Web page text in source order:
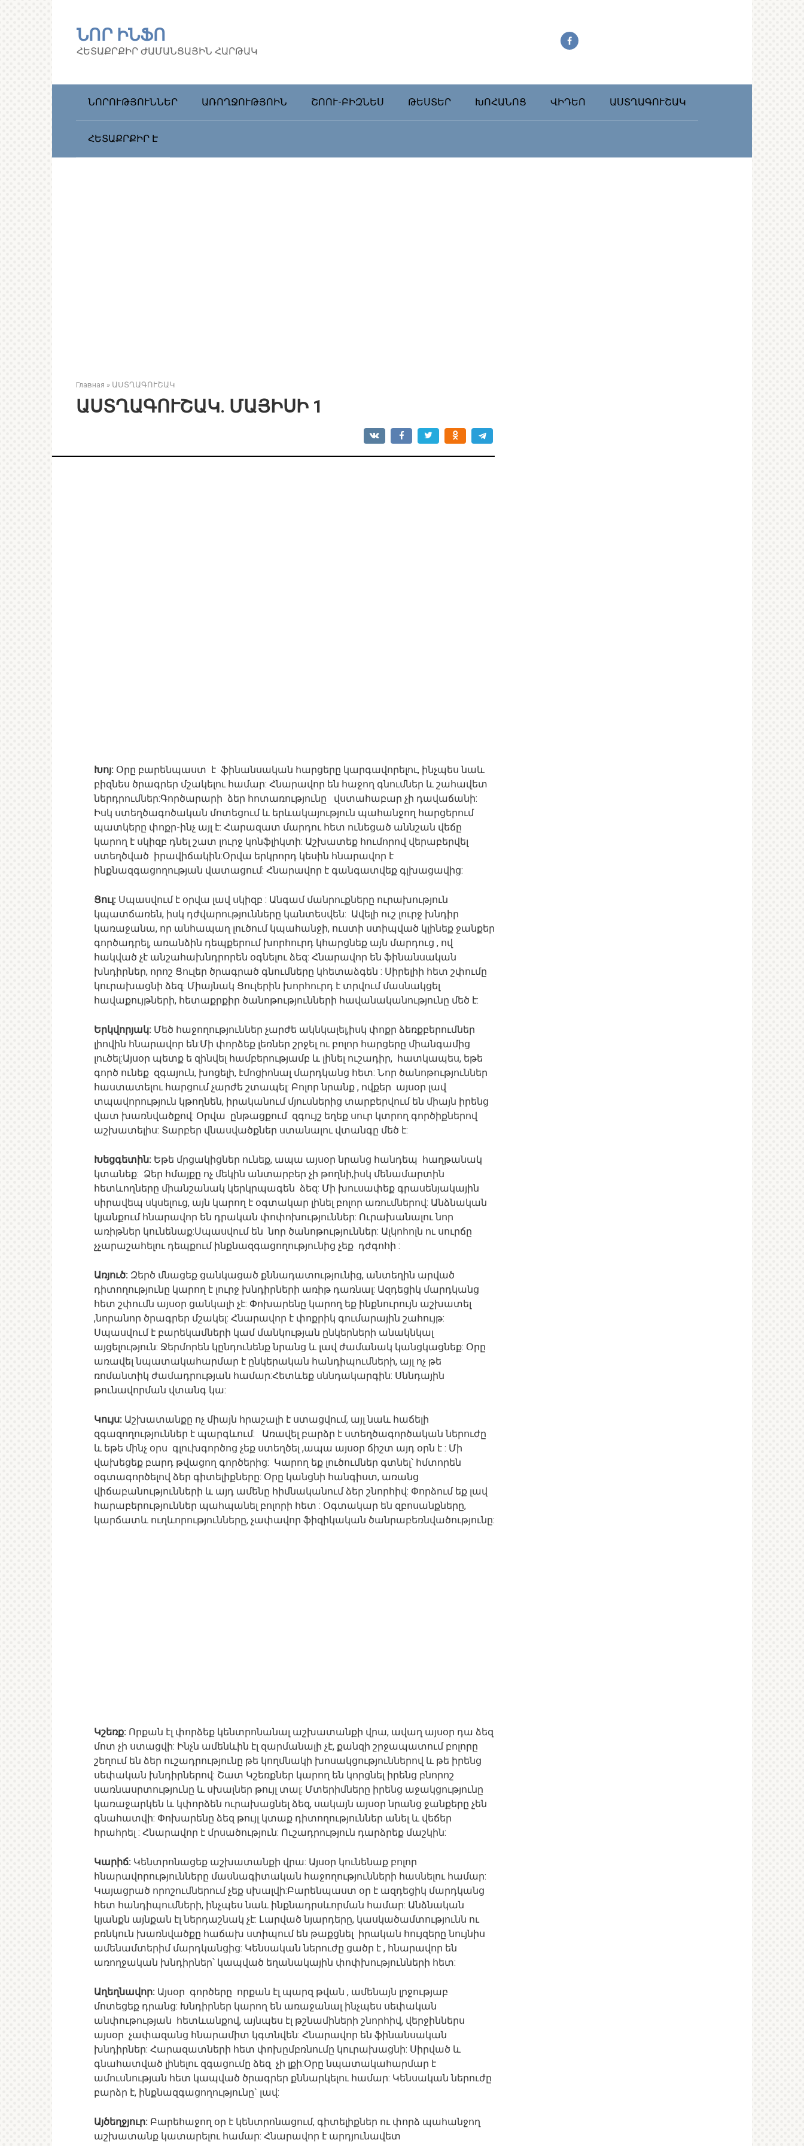
ՆՈՐ ԻՆՖՈ
ՀԵՏԱՔՐՔԻՐ ԺԱՄԱՆՑԱՅԻՆ ՀԱՐԹԱԿ
ՆՈՐՈՒԹՅՈՒՆՆԵՐ ԱՌՈՂՋՈՒԹՅՈԻՆ ՇՈՈՒ-ԲԻԶՆԵՍ ԹԵՍՏԵՐ ԽՈՀԱՆՈՑ ՎԻԴԵՈ ԱՍՏՂԱԳՈՒՇԱԿ
ՀԵՏԱՔՐՔԻՐ Է
Главная » ԱՍՏՂԱԳՈՒՇԱԿ
ԱՍՏՂԱԳՈՒՇԱԿ. ՄԱՅԻՍԻ 1
Խոյ: Օրը բարենպաստ է ֆինանսական հարցերը կարգավորելու, ինչպես նաև
բիզնես ծրագրեր մշակելու համար: Հնարավոր են հաջող գնումներ և շահավետ
ներդրումներ:Գործարարի ձեր հոտառությունը վստահաբար չի դավաճանի:
Իսկ ստեղծագոծական մոտեցում և երևակայություն պահանջող հարցերում
պատկերը փոքր-ինչ այլ է: Հարազատ մարդու հետ ունեցած աննշան վեճը
կարող է սկիզբ դնել շատ լուրջ կոնֆլիկտի: Աշխատեք հումորով վերաբերվել
ստեղծված իրավիճակին:Օրվա երկրորդ կեսին հնարավոր է
ինքնազգացողության վատացում: Հնարավոր է գանգատվեք գլխացավից:
Ցուլ: Սպասվում է օրվա լավ սկիզբ : Անգամ մանրուքները ուրախություն
կպատճառեն, իսկ դժվարությունները կանտեսվեն: Ավելի ուշ լուրջ խնդիր
կառաջանա, որ անհապաղ լուծում կպահանջի, ուստի ստիպված կլինեք ջանքեր
գործադրել, առանձին դեպքերում խորհուրդ կհարցնեք այն մարդուց , ով
հակված չէ անշահախնդրորեն օգնելու ձեզ: Հնարավոր են ֆինանսական
խնդիրներ, որոշ Ցուլեր ծրագրած գնումները կհետաձգեն : Սիրելիի հետ շփումը
կուրախացնի ձեզ: Միայնակ Ցուլերին խորհուրդ է տրվում մասնակցել
հավաքույթների, հետաքրքիր ծանոթությունների հավանականությունը մեծ է:
Երկվորյակ: Մեծ հաջողություններ չարժե ակնկալել,իսկ փոքր ձեռքբերումներ
լիովին հնարավոր են:Մի փորձեք լեռներ շրջել ու բոլոր հարցերը միանգամից
լուծել:Այսօր պետք ե զինվել համբերությամբ և լինել ուշադիր, հատկապես, եթե
գործ ունեք զգայուն, խոցելի, էմոցիոնալ մարդկանց հետ: Նոր ծանոթություններ
հաստատելու հարցում չարժե շտապել: Բոլոր նրանք , ովքեր այսօր լավ
տպավորություն կթողնեն, իրականում մյուսներից տարբերվում են միայն իրենց
վատ խառնվածքով: Օրվա ընթացքում զգույշ եղեք սուր կտրող գործիքներով
աշխատելիս: Տարբեր վնասվածքներ ստանալու վտանգը մեծ է:
Խեցգետին: Եթե մրցակիցներ ունեք, ապա այսօր նրանց հանդեպ հաղթանակ
կտանեք: Ձեր հմայքը ոչ մեկին անտարբեր չի թողնի,իսկ մենամարտին
հետևողները միանշանակ կերկրպագեն ձեզ: Մի խուսափեք գրասենյակային
սիրավեպ սկսելուց, այն կարող է օգտակար լինել բոլոր առումներով: Անձնական
կյանքում հնարավոր են դրական փոփոխություններ: Ուրախանալու նոր
առիթներ կունենաք:Սպասվում են նոր ծանոթություններ: Ալկոհոլն ու սուրճը
չչարաշահելու դեպքում ինքնազգացողությունից չեք դժգոհի :
Առյուծ: Զերծ մնացեք ցանկացած քննադատությունից, անտեղին արված
դիտողությունը կարող է լուրջ խնդիրների առիթ դառնալ: Ազդեցիկ մարդկանց
հետ շփումն այսօր ցանկալի չէ: Փոխարենը կարող եք ինքնուրույն աշխատել
,նորանոր ծրագրեր մշակել: Հնարավոր է փոքրիկ գումարային շահույթ:
Սպասվում է բարեկամների կամ մանկության ընկերների անակնկալ
այցելություն: Ջերմորեն կընդունենք նրանց և լավ ժամանակ կանցկացնեք: Օրը
առավել նպատակահարմար է ընկերական հանդիպումների, այլ ոչ թե
ռոմանտիկ ժամադրության համար:Հետևեք սննդակարգին: Սննդային
թունավորման վտանգ կա:
Կույս: Աշխատանքը ոչ միայն հրաշալի է ստացվում, այլ նաև հաճելի
զգազողություններ է պարգևում: Առավել բարձր է ստեղծագործական ներուժը
և եթե մինչ օրս գլուխգործոց չեք ստեղծել ,ապա այսօր ճիշտ այդ օրն է : Մի
վախեցեք բարդ թվացող գործերից: Կարող եք լուծումներ գտնել՝ հմտորեն
օգտագործելով ձեր գիտելիքները: Օրը կանցնի հանգիստ, առանց
վիճաբանությունների և այդ ամենը հիմնականում ձեր շնորհիվ: Փորձում եք լավ
հարաբերություններ պահպանել բոլորի հետ : Օգտակար են զբոսանքները,
կարճատև ուղևորությունները, չափավոր ֆիզիկական ծանրաբեռնվածությունը:
Կշեռք: Որքան էլ փորձեք կենտրոնանալ աշխատանքի վրա, ավաղ այսօր դա ձեզ
մոտ չի ստացվի: Ինչն ամենևին էլ զարմանալի չէ, քանզի շրջապատում բոլորը
շեղում են ձեր ուշադրությունը թե կողմնակի խոսակցություններով և թե իրենց
սեփական խնդիրներով: Շատ Կշեռքներ կարող են կորցնել իրենց բնորոշ
սառնասրտությունը և սխալներ թույլ տալ: Մտերիմները իրենց աջակցությունը
կառաջարկեն և կփորձեն ուրախացնել ձեզ, սակայն այսօր նրանց ջանքերը չեն
գնահատվի: Փոխարենը ձեզ թույլ կտաք դիտողություններ անել և վեճեր
հրահրել : Հնարավոր է մրսածություն: Ուշադրություն դարձրեք մաշկին:
Կարիճ: Կենտրոնացեք աշխատանքի վրա: Այսօր կունենաք բոլոր
հնարավորությունները մասնագիտական հաջողությունների հասնելու համար:
Կայացրած որոշումներում չեք սխալվի:Բարենպաստ օր է ազդեցիկ մարդկանց
հետ հանդիպումների, ինչպես նաև ինքնադրսևորման համար: Անձնական
կյանքն այնքան էլ ներդաշնակ չէ: Լարված նյարդերը, կասկածամտությունն ու
բռնկուն խառնվածքը հաճախ ստիպում են թաքցնել իրական հույզերը նույնիս
ամենամտերիմ մարդկանցից: Կենսական ներուժը ցածր է , հնարավոր են
առողջական խնդիրներ՝ կապված եղանակային փոփխությունների հետ:
Աղեղնավոր: Այսօր գործերը որքան էլ պարզ թվան , ամենայն լրջությաբ
մոտեցեք դրանց: Խնդիրներ կարող են առաջանալ ինչպես սեփական
անփութության հետևանքով, այնպես էլ թշնամիների շնորհիվ, վերջիններս
այսօր չափազանց հնարամիտ կգտնվեն: Հնարավոր են ֆինանսական
խնդիրներ: Հարազատների հետ փոխըմբռնումը կուրախացնի: Սիրված և
գնահատված լինելու զգացումը ձեզ չի լքի:Օրը նպատակահարմար է
ամուսնության հետ կապված ծրագրեր քննարկելու համար: Կենսական ներուժը
բարձր է, ինքնազգացողությունը` լավ:
Այծեղջյուր: Բարեհաջող օր է կենտրոնացում, գիտելիքներ ու փորձ պահանջող
աշխատանք կատարելու համար: Հնարավոր է արդյունավետ